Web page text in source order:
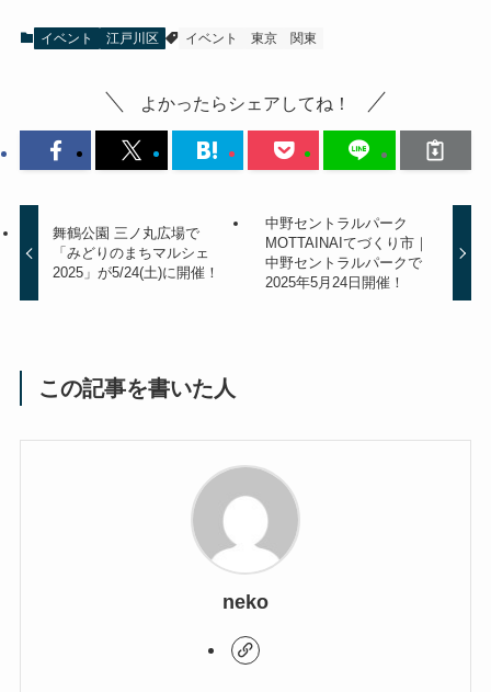
イベント 江戸川区 イベント 東京 関東
よかったらシェアしてね！
舞鶴公園 三ノ丸広場で
「みどりのまちマルシェ
2025」が5/24(土)に開催！
中野セントラルパーク
MOTTAINAIてづくり市｜
中野セントラルパークで
2025年5月24日開催！
この記事を書いた人
neko